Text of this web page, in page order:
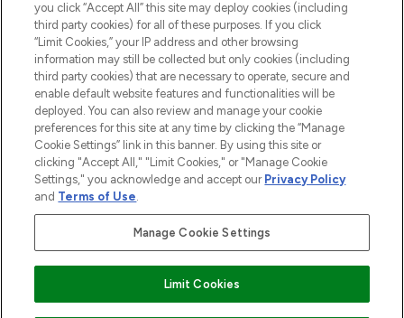
AIDE ET INFORMATIONS
INFORMATIONS GÉNÉRALES
À PROPOS DE LOOKFANTASTIC
Payer en toute sécurité avec
you click “Accept All” this site may deploy cookies (including
third party cookies) for all of these purposes. If you click
“Limit Cookies,” your IP address and other browsing
information may still be collected but only cookies (including
third party cookies) that are necessary to operate, secure and
enable default website features and functionalities will be
deployed. You can also review and manage your cookie
preferences for this site at any time by clicking the “Manage
Cookie Settings” link in this banner. By using this site or
clicking "Accept All," "Limit Cookies," or "Manage Cookie
Settings," you acknowledge and accept our Privacy Policy
and Terms of Use.
Manage Cookie Settings
Limit Cookies